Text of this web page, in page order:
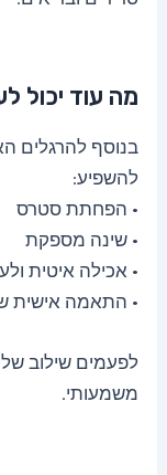
מה עוד יכול
בנוסף להרגלים
להשפיע:
• הפחתת סטרס
• שינה מספקת
• אכילה איטית
• התאמה אישית
לפעמים שילוב של
משמעותי.